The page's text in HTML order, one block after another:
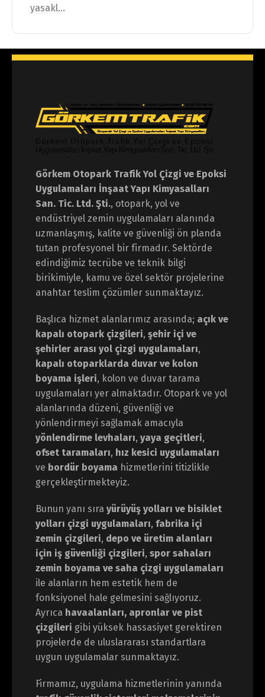
yasakl...
Görkem Otopark Trafik Yol Çizgi ve Epoksi
Uygulamaları İnşaat Yapı Kimyasalları
San. Tic. Ltd. Şti., otopark, yol ve
endüstriyel zemin uygulamaları alanında
uzmanlaşmış, kalite ve güvenliği ön planda
tutan profesyonel bir firmadır. Sektörde
edindiğimiz tecrübe ve teknik bilgi
birikimiyle, kamu ve özel sektör projelerine
anahtar teslim çözümler sunmaktayız.
Başlıca hizmet alanlarımız arasında; açık ve
kapalı otopark çizgileri, şehir içi ve
şehirler arası yol çizgi uygulamaları,
kapalı otoparklarda duvar ve kolon
boyama işleri, kolon ve duvar tarama
uygulamaları yer almaktadır. Otopark ve yol
alanlarında düzeni, güvenliği ve
yönlendirmeyi sağlamak amacıyla
yönlendirme levhaları, yaya geçitleri,
ofset taramaları, hız kesici uygulamaları
ve bordür boyama hizmetlerini titizlikle
gerçekleştirmekteyiz.
Bunun yanı sıra yürüyüş yolları ve bisiklet
yolları çizgi uygulamaları, fabrika içi
zemin çizgileri, depo ve üretim alanları
için iş güvenliği çizgileri, spor sahaları
zemin boyama ve saha çizgi uygulamaları
ile alanların hem estetik hem de
fonksiyonel hale gelmesini sağlıyoruz.
Ayrıca havaalanları, apronlar ve pist
çizgileri gibi yüksek hassasiyet gerektiren
projelerde de uluslararası standartlara
uygun uygulamalar sunmaktayız.
Firmamız, uygulama hizmetlerinin yanında